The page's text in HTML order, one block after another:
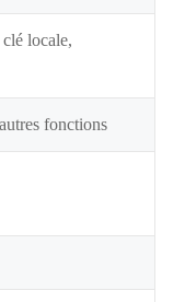
locale,
fonctions